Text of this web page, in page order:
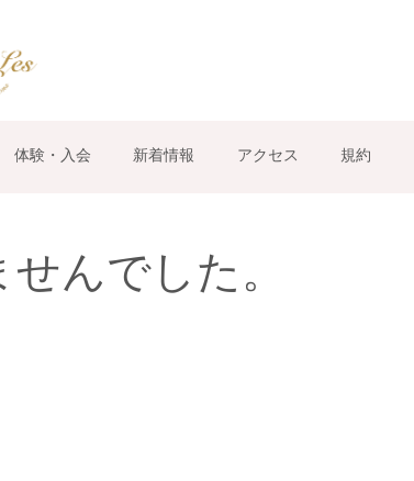
体験・入会 新着情報 アクセス 規約
んでした。